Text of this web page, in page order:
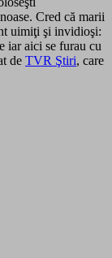
Cred că marii
uimiţi şi invidioşi:
iar aici se furau cu
de TVR Ştiri, care